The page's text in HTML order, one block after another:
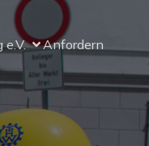
Anfordern